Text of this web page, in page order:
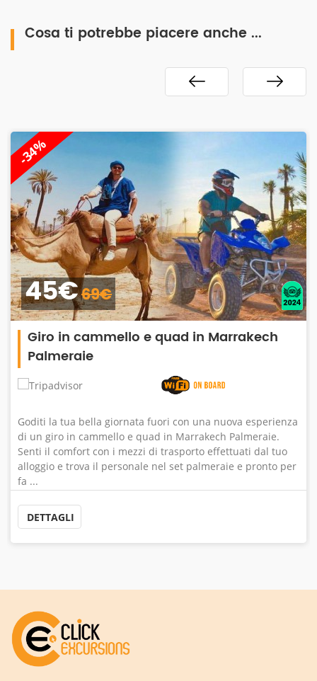
Cosa ti potrebbe piacere anche ...
-34%
45€69€
Giro in cammello e quad in Marrakech
Palmeraie
Goditi la tua bella giornata fuori con una nuova esperienza
di un giro in cammello e quad in Marrakech Palmeraie.
Senti il ​​comfort con i mezzi di trasporto effettuati dal tuo
alloggio e trova il personale nel set palmeraie e pronto per
fa ...
DETTAGLI